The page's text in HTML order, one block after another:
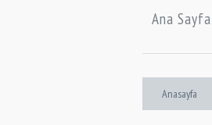
Ana Sayfa
Anasayfa